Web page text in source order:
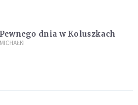
Pewnego dnia w Koluszkach
MICHAŁKI